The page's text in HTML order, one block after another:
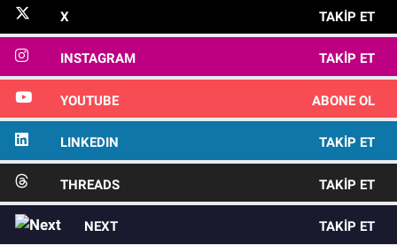
X TAKIP ET
INSTAGRAM TAKIP ET
YOUTUBE ABONE OL
LINKEDIN TAKIP ET
THREADS TAKIP ET
NEXT TAKIP ET